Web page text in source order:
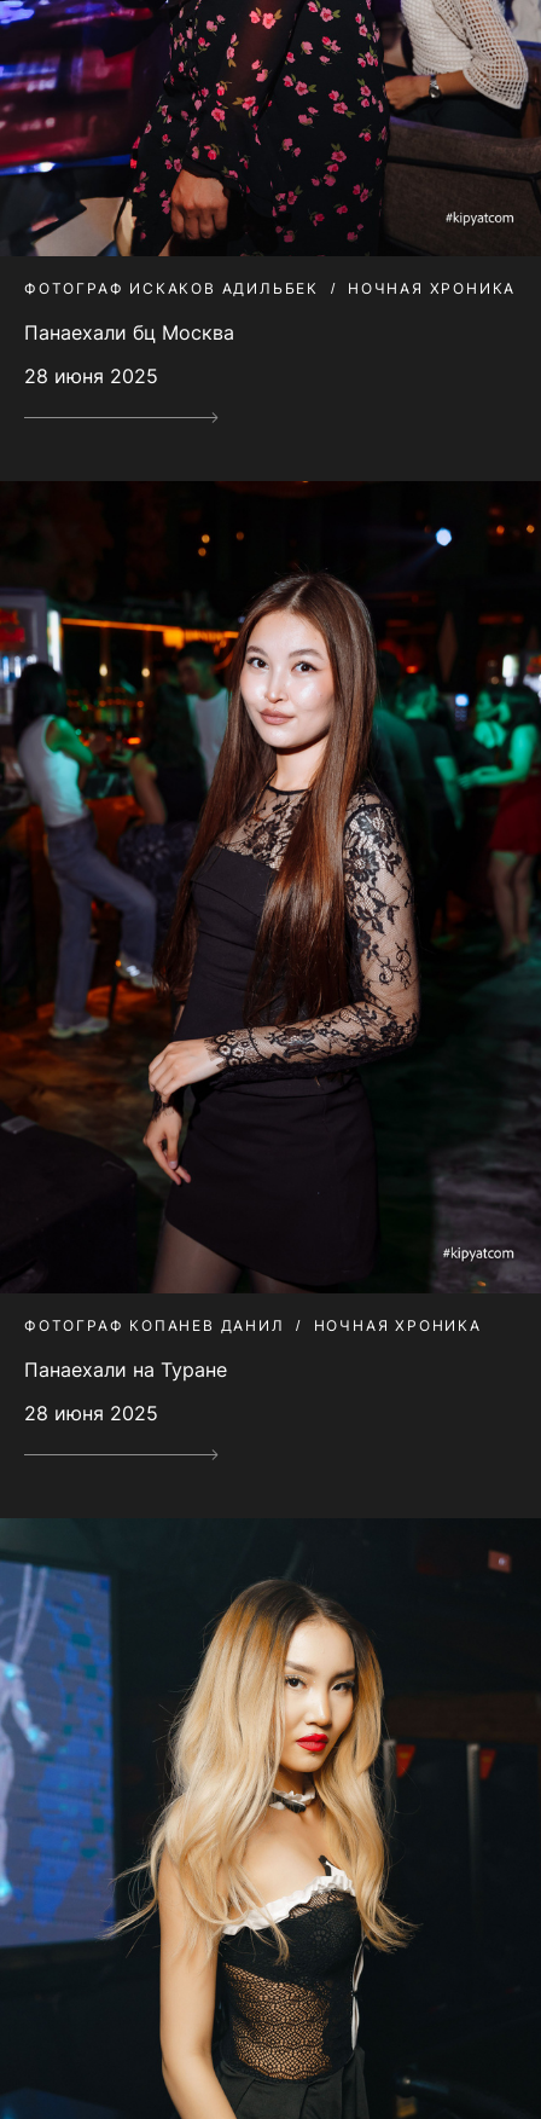
ФОТОГРАФ ИСКАКОВ АДИЛЬБЕК НОЧНАЯ ХРОНИКА
Панаехали бц Москва
28 июня 2025
ФОТОГРАФ КОПАНЕВ ДАНИЛ НОЧНАЯ ХРОНИКА
Панаехали на Туране
28 июня 2025